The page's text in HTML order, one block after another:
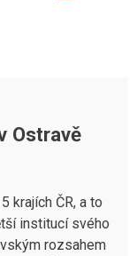
Ostravě
krajích ČR, a to
institucí svého
rozsahem